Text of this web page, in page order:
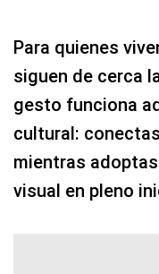
Para quienes
siguen de cerca
gesto funciona
cultural:
mientras
visual en pleno